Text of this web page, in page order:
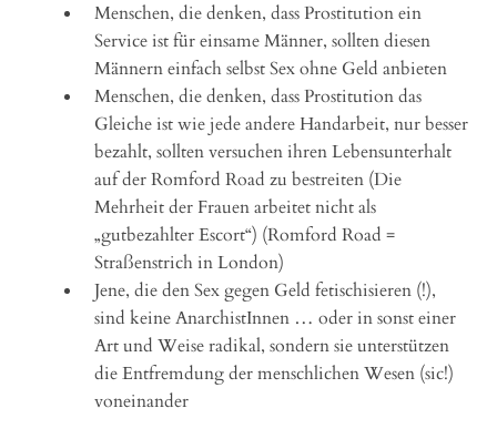
Menschen, die denken, dass Prostitution ein
Service ist für einsame Männer, sollten diesen
Männern einfach selbst Sex ohne Geld anbieten
Menschen, die denken, dass Prostitution das
Gleiche ist wie jede andere Handarbeit, nur besser
bezahlt, sollten versuchen ihren Lebensunterhalt
auf der Romford Road zu bestreiten (Die
Mehrheit der Frauen arbeitet nicht als
„gutbezahlter Escort“) (Romford Road =
Straßenstrich in London)
Jene, die den Sex gegen Geld fetischisieren (!),
sind keine AnarchistInnen … oder in sonst einer
Art und Weise radikal, sondern sie unterstützen
die Entfremdung der menschlichen Wesen (sic!)
voneinander